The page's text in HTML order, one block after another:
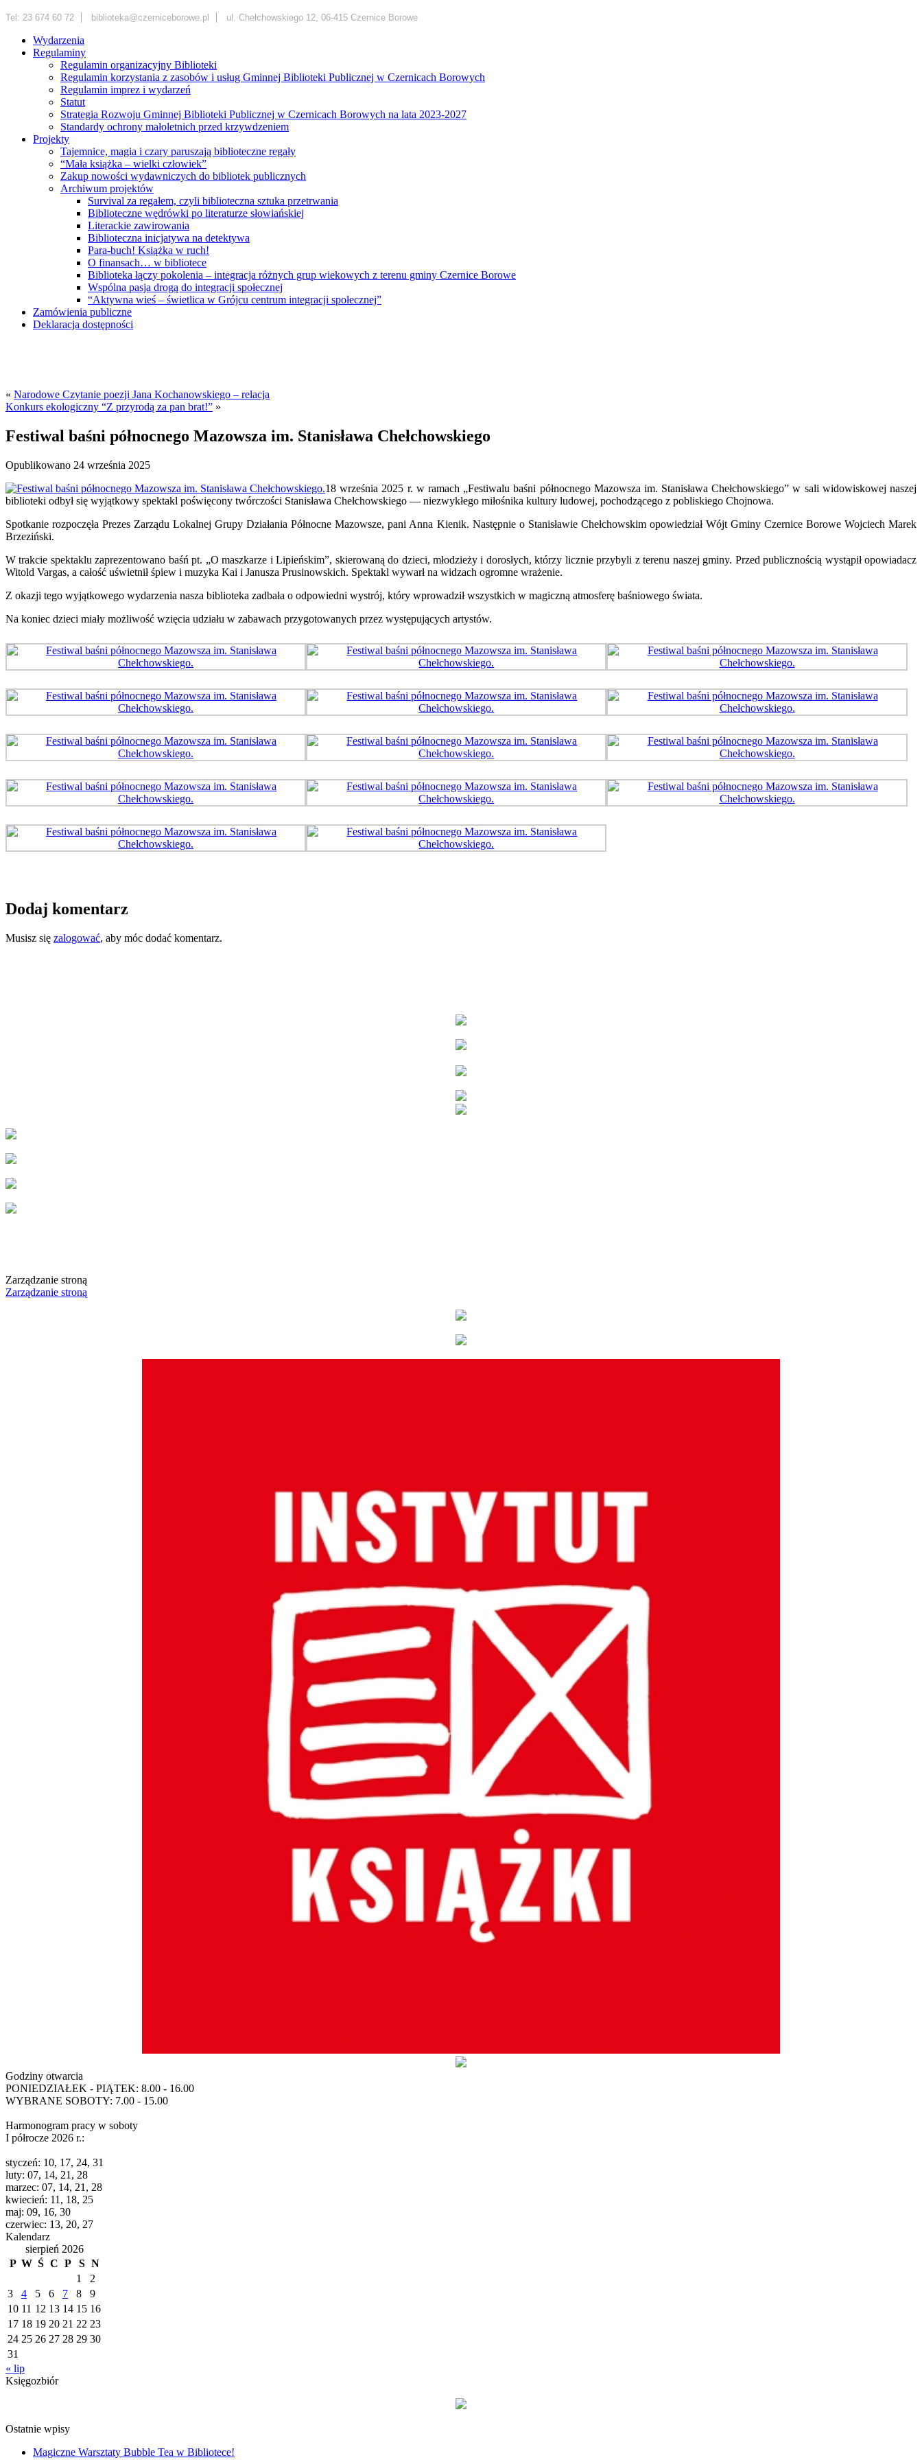
Tel: 23 674 60 72 biblioteka@czerniceborowe.pl ul. Chełchowskiego 12, 06-415 Czernice Borowe
Wydarzenia
Regulaminy
Regulamin organizacyjny Biblioteki
Regulamin korzystania z zasobów i usług Gminnej Biblioteki Publicznej w Czernicach Borowych
Regulamin imprez i wydarzeń
Statut
Strategia Rozwoju Gminnej Biblioteki Publicznej w Czernicach Borowych na lata 2023-2027
Standardy ochrony małoletnich przed krzywdzeniem
Projekty
Tajemnice, magia i czary paruszają biblioteczne regały
“Mała książka – wielki człowiek”
Zakup nowości wydawniczych do bibliotek publicznych
Archiwum projektów
Survival za regałem, czyli biblioteczna sztuka przetrwania
Biblioteczne wędrówki po literaturze słowiańskiej
Literackie zawirowania
Biblioteczna inicjatywa na detektywa
Para-buch! Książka w ruch!
O finansach… w bibliotece
Biblioteka łączy pokolenia – integracja różnych grup wiekowych z terenu gminy Czernice Borowe
Wspólna pasja drogą do integracji społecznej
“Aktywna wieś – świetlica w Grójcu centrum integracji społecznej”
Zamówienia publiczne
Deklaracja dostępności
« Narodowe Czytanie poezji Jana Kochanowskiego – relacja
Konkurs ekologiczny “Z przyrodą za pan brat!” »
Festiwal baśni północnego Mazowsza im. Stanisława Chełchowskiego
Opublikowano 24 września 2025
18 września 2025 r. w ramach „Festiwalu baśni północnego Mazowsza im. Stanisława Chełchowskiego” w sali widowiskowej naszej
biblioteki odbył się wyjątkowy spektakl poświęcony twórczości Stanisława Chełchowskiego — niezwykłego miłośnika kultury ludowej, pochodzącego z pobliskiego Chojnowa.
Spotkanie rozpoczęła Prezes Zarządu Lokalnej Grupy Działania Północne Mazowsze, pani Anna Kienik. Następnie o Stanisławie Chełchowskim opowiedział Wójt Gminy Czernice Borowe Wojciech Marek
Brzeziński.
W trakcie spektaklu zaprezentowano baśń pt. „O maszkarze i Lipieńskim”, skierowaną do dzieci, młodzieży i dorosłych, którzy licznie przybyli z terenu naszej gminy. Przed publicznością wystąpił opowiadacz
Witold Vargas, a całość uświetnił śpiew i muzyka Kai i Janusza Prusinowskich. Spektakl wywarł na widzach ogromne wrażenie.
Z okazji tego wyjątkowego wydarzenia nasza biblioteka zadbała o odpowiedni wystrój, który wprowadził wszystkich w magiczną atmosferę baśniowego świata.
Na koniec dzieci miały możliwość wzięcia udziału w zabawach przygotowanych przez występujących artystów.
Dodaj komentarz
Musisz się zalogować, aby móc dodać komentarz.
Zarządzanie stroną
Zarządzanie stroną
Godziny otwarcia
PONIEDZIAŁEK - PIĄTEK: 8.00 - 16.00
WYBRANE SOBOTY: 7.00 - 15.00
Harmonogram pracy w soboty
I półrocze 2026 r.:
styczeń: 10, 17, 24, 31
luty: 07, 14, 21, 28
marzec: 07, 14, 21, 28
kwiecień: 11, 18, 25
maj: 09, 16, 30
czerwiec: 13, 20, 27
Kalendarz
sierpień 2026
P W Ś C P S N
1
2
3
4 5 6 7 8
9
10 11 12 13 14 15 16
17 18 19 20 21 22 23
24 25 26 27 28 29 30
31
« lip
Księgozbiór
Ostatnie wpisy
Magiczne Warsztaty Bubble Tea w Bibliotece!